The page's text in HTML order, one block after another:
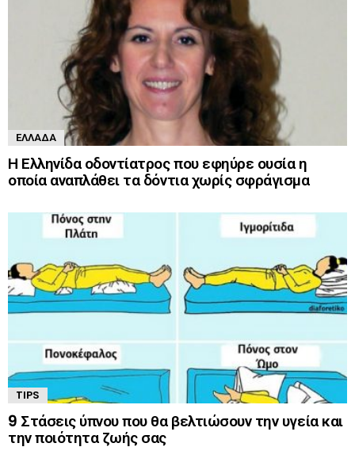
ΕΛΛΆΔΑ
Η Ελληνίδα οδοντίατρος που εφηύρε ουσία η
οποία αναπλάθει τα δόντια χωρίς σφράγισμα
TIPS
9 Στάσεις ύπνου που θα βελτιώσουν την υγεία και
την ποιότητα ζωής σας